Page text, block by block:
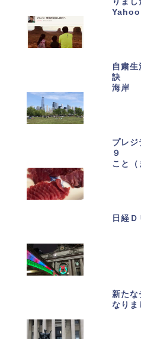
自粛
訣 Ｗ
海岸
プレジ
９
こと（
日経
新た
なりま